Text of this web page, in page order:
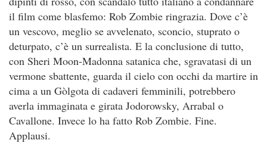
il film come blasfemo: Rob Zombie ringrazia. Dove c’è
un vescovo, meglio se avvelenato, sconcio, stuprato o
deturpato, c’è un surrealista. E la conclusione di tutto,
con Sheri Moon-Madonna satanica che, sgravatasi di un
vermone sbattente, guarda il cielo con occhi da martire in
cima a un Gòlgota di cadaveri femminili, potrebbero
averla immaginata e girata Jodorowsky, Arrabal o
Cavallone. Invece lo ha fatto Rob Zombie. Fine.
Applausi.